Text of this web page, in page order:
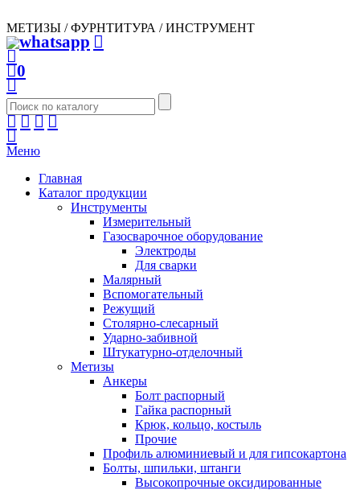
МЕТИЗЫ / ФУРНТИТУРА / ИНСТРУМЕНТ
0
Меню
Главная
Каталог продукции
Инструменты
Измерительный
Газосварочное оборудование
Электроды
Для сварки
Малярный
Вспомогательный
Режущий
Столярно-слесарный
Ударно-забивной
Штукатурно-отделочный
Метизы
Анкеры
Болт распорный
Гайка распорный
Крюк, кольцо, костыль
Прочие
Профиль алюминиевый и для гипсокартона
Болты, шпильки, штанги
Высокопрочные оксидированные